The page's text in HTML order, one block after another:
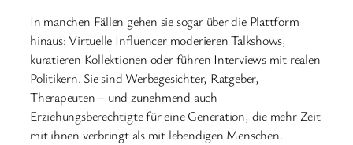
In manchen Fällen gehen sie sogar über die Plattform
hinaus: Virtuelle Influencer moderieren Talkshows,
kuratieren Kollektionen oder führen Interviews mit realen
Politikern. Sie sind Werbegesichter, Ratgeber,
Therapeuten – und zunehmend auch
Erziehungsberechtigte für eine Generation, die mehr Zeit
mit ihnen verbringt als mit lebendigen Menschen.